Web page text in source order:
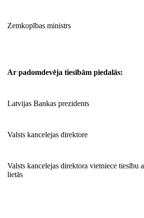
Zemkopības ministrs
Ar padomdevēja tiesībām piedalās:
Latvijas Bankas prezidents
Valsts kancelejas direktore
Valsts kancelejas direktora vietniece tiesību
lietās